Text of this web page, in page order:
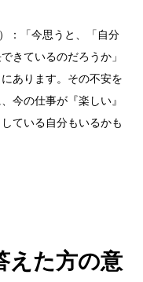
：「今思うと、「自分
きているのだろうか」
あります。その不安を
今の仕事が『楽しい』
ている自分もいるかも
えた方の意